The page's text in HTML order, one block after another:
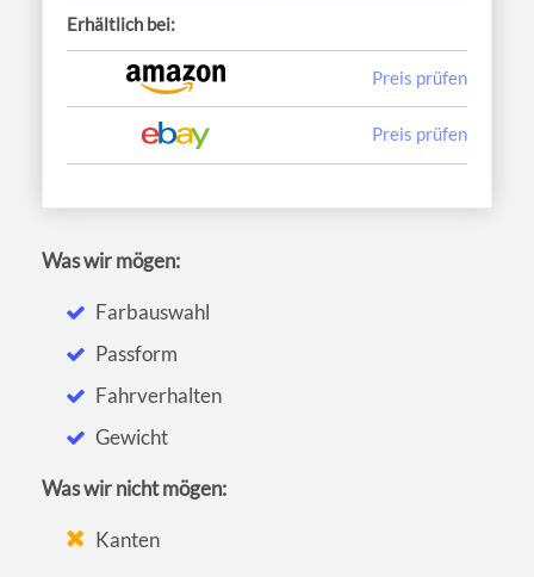
Erhältlich bei:
Preis prüfen
Preis prüfen
Was wir mögen:
Farbauswahl
Passform
Fahrverhalten
Gewicht
Was wir nicht mögen:
Kanten